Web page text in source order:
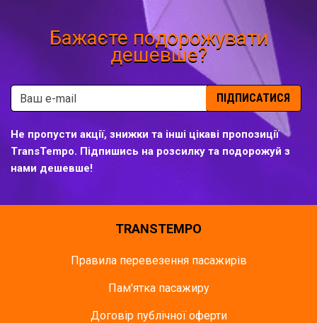
Бажаєте подорожувати
дешевше?
ПІДПИСАТИСЯ
Не пропусти акції, знижки та інші цікаві пропозиції
TransTempo. Підпишись на розсилку та подорожуй з
нами дешевше!
TRANSTEMPO
Правила перевезення пасажирів
Пам'ятка пасажиру
Договір публічної оферти